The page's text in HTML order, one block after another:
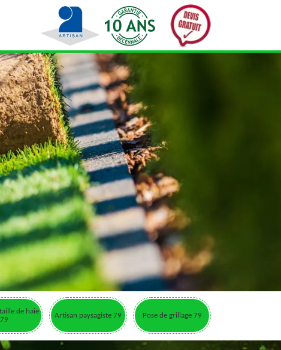
de haie
79
Artisan paysagiste 79 Pose de grillage 79